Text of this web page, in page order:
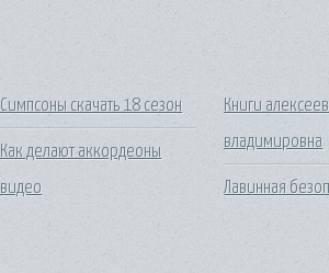
Симпсоны скачать 18 сезон
Как делают аккордеоны
видео
Книги
владимировна
Лавинная